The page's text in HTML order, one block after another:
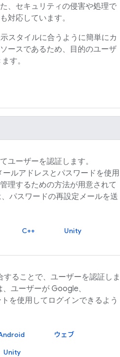
、セキュリティの侵害や処理で
対応しています。
スタイルに合うように簡単にカ
ースであるため、目的のユーザ
す。
ユーザーを認証します。
ールアドレスとパスワードを使用
理するための方法が用意されて
パスワードの再設定メールを送
C++ Unity
ることで、ユーザーを認証しま
、ユーザーが Google、
を使用してログインできるよう
ウェブ
Unity